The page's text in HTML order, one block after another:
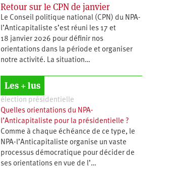
Retour sur le CPN de janvier
Le Conseil politique national (CPN) du NPA-
l’Anticapitaliste s’est réuni les 17 et
18 janvier 2026 pour définir nos
orientations dans la période et organiser
notre activité. La situation…
Les + lus
élection présidentielle
Quelles orientations du NPA-
l’Anticapitaliste pour la présidentielle ?
Comme à chaque échéance de ce type, le
NPA-l’Anticapitaliste organise un vaste
processus démocratique pour décider de
ses orientations en vue de l’…